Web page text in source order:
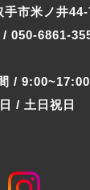
手市米ノ井44-
/ 050-6861-
/ 9:00~17:00
/ 土日祝日